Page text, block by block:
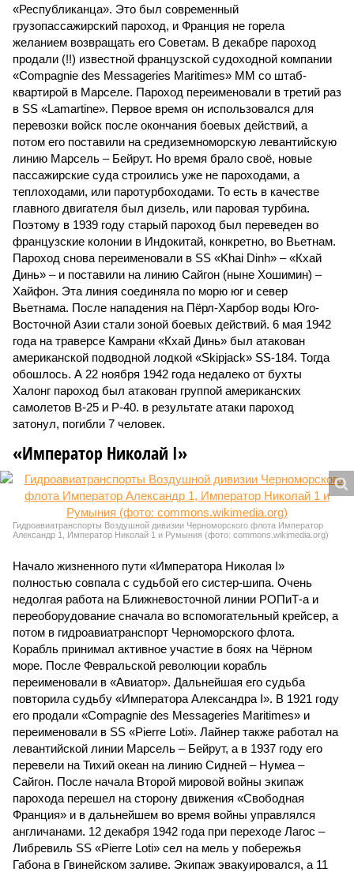
«Республиканца». Это был современный
грузопассажирский пароход, и Франция не горела
желанием возвращать его Советам. В декабре пароход
продали (!!) известной французской судоходной компании
«Compagnie des Messageries Maritimes» MM со штаб-
квартирой в Марселе. Пароход переименовали в третий раз
в SS «Lamartine». Первое время он использовался для
перевозки войск после окончания боевых действий, а
потом его поставили на средиземноморскую левантийскую
линию Марсель – Бейрут. Но время брало своё, новые
пассажирские суда строились уже не пароходами, а
теплоходами, или паротурбоходами. То есть в качестве
главного двигателя был дизель, или паровая турбина.
Поэтому в 1939 году старый пароход был переведен во
французские колонии в Индокитай, конкретно, во Вьетнам.
Пароход снова переименовали в SS «Khai Dinh» – «Кхай
Динь» – и поставили на линию Сайгон (ныне Хошимин) –
Хайфон. Эта линия соединяла по морю юг и север
Вьетнама. После нападения на Пёрл-Харбор воды Юго-
Восточной Азии стали зоной боевых действий. 6 мая 1942
года на траверсе Камрани «Кхай Динь» был атакован
американской подводной лодкой «Skipjack» SS-184. Тогда
обошлось. А 22 ноября 1942 года недалеко от бухты
Халонг пароход был атакован группой американских
самолетов В-25 и Р-40. в результате атаки пароход
затонул, погибли 7 человек.
«Император Николай I»
Гидроавиатранспорты Воздушной дивизии Черноморского флота Император
Александр 1, Император Николай 1 и Румыния (фото: commons.wikimedia.org)
Начало жизненного пути «Императора Николая I»
полностью совпала с судьбой его систер-шипа. Очень
недолгая работа на Ближневосточной линии РОПиТ-а и
переоборудование сначала во вспомогательный крейсер, а
потом в гидроавиатранспорт Черноморского флота.
Корабль принимал активное участие в боях на Чёрном
море. После Февральской революции корабль
переименовали в «Авиатор». Дальнейшая его судьба
повторила судьбу «Императора Александра I». В 1921 году
его продали «Compagnie des Messageries Maritimes» и
переименовали в SS «Pierre Loti». Лайнер также работал на
левантийской линии Марсель – Бейрут, а в 1937 году его
перевели на Тихий океан на линию Сидней – Нумеа –
Сайгон. После начала Второй мировой войны экипаж
парохода перешел на сторону движения «Свободная
Франция» и в дальнейшем во время войны управлялся
англичанами. 12 декабря 1942 года при переходе Лагос –
Либревиль SS «Pierre Loti» сел на мель у побережья
Габона в Гвинейском заливе. Экипаж эвакуировался, а 11